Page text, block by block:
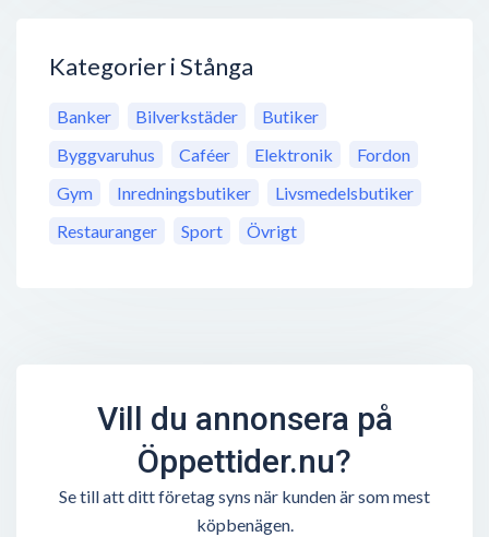
Kategorier i Stånga
Banker Bilverkstäder
Butiker
Byggvaruhus
Caféer Elektronik
Fordon
Gym
Inredningsbutiker
Livsmedelsbutiker
Restauranger
Sport Övrigt
Vill du annonsera på
Öppettider.nu?
Se till att ditt företag syns när kunden är som mest
köpbenägen.